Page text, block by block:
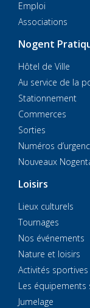
Emploi
Associations
Nogent
Hôtel de Ville
Au service de la
Stationnement
Commerces
Sorties
Numéros
Nouveaux
Loisirs
Lieux culturels
Tournages
Nos événements
Nature et loisirs
Activités sportives
Les équipements
Jumelage